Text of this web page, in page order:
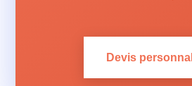
Devis